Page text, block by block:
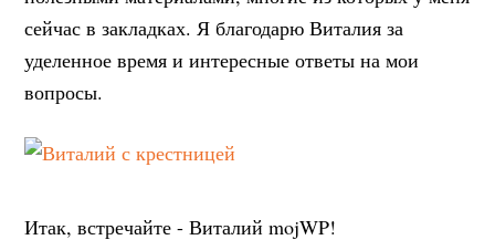
сейчас в закладках. Я благодарю Виталия за
уделенное время и интересные ответы на мои
вопросы.
Итак, встречайте - Виталий mojWP!